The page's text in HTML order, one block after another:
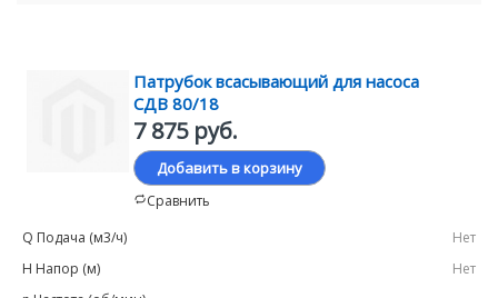
Патрубок всасывающий для насоса
СДВ 80/18
7 875 руб.
Добавить в корзину
Сравнить
Нет
Нет